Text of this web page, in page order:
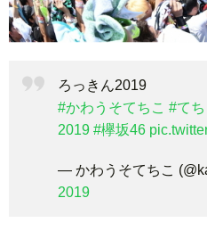
ろっきん2019
#かわうそてちこ #てち
2019 #欅坂46
— かわうそてちこ
2019